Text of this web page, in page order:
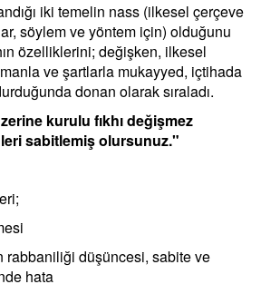
iki temelin nass (ilkesel çerçeve
söylem ve yöntem için) olduğunu
özelliklerini; değişken, ilkesel
ve şartlarla mukayyed, içtihada
donan olarak sıraladı.
kurulu fıkhı değişmez
sabitlemiş olursunuz."
rabbaniliği düşüncesi, sabite ve
hata